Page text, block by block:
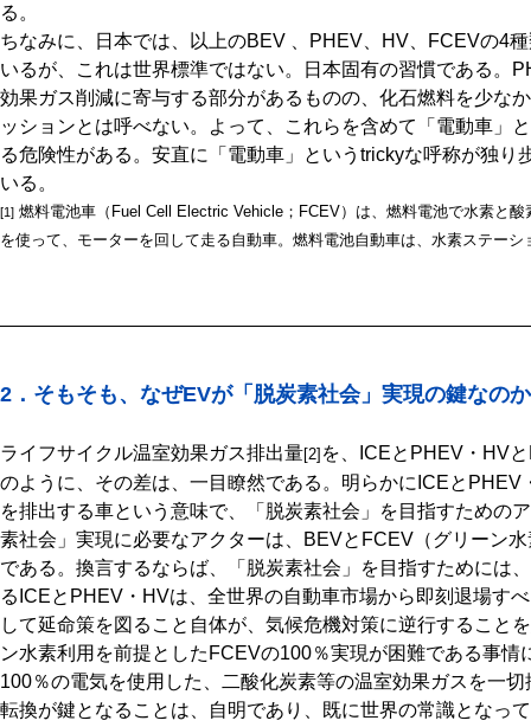
る。
ちなみに、日本では、以上のBEV 、PHEV、HV、FCEVの4
いるが、これは世界標準ではない。日本固有の習慣である。
効果ガス削減に寄与する部分があるものの、化石燃料を少な
ッションとは呼べない。よって、これらを含めて「電動車」
る危険性がある。安直に「電動車」というtrickyな呼称が独り
いる。
[1] 燃料電池車（Fuel Cell Electric Vehicle；FCEV）は、燃料電池で水素と
を使って、モーターを回して走る自動車。燃料電池自動車は、水素ステー
2．そもそも、なぜEVが「脱炭素社会」実現の鍵なのか
ライフサイクル温室効果ガス排出量[2] を、ICEとPHEV・HV
のように、その差は、一目瞭然である。明らかにICEと
を排出する車という意味で、「脱炭素社会」を目指すための
素社会」実現に必要なアクターは、BEVとFCEV（グリーン
である。換言するならば、「脱炭素社会」を目指すためには
るICEとPHEV・HVは、全世界の自動車市場から即刻退場す
して延命策を図ること自体が、気候危機対策に逆行すること
ン水素利用を前提としたFCEVの100％実現が困難である事
100％の電気を使用した、二酸化炭素等の温室効果ガスを一
転換が鍵となることは、自明であり、既に世界の常識となっ